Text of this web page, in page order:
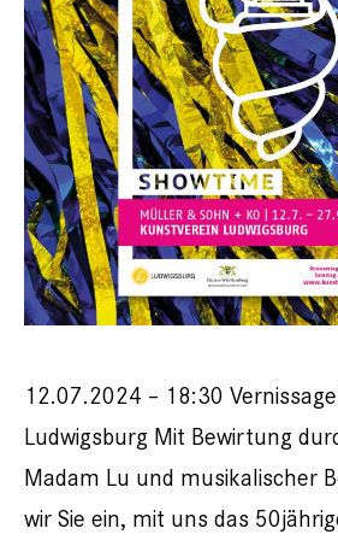
12.07.2024 – 18:30
Ludwigsburg Mit Bewirtung
Madam Lu und musikalischer
wir Sie ein, mit uns das